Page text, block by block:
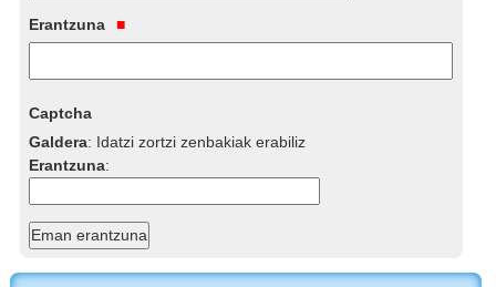
Erantzuna
Captcha
Galdera: Idatzi zortzi zenbakiak erabiliz
Erantzuna: